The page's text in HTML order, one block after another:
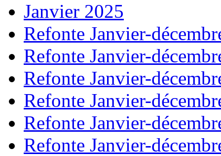
Janvier 2025
Refonte Janvier-
Refonte Janvier-
Refonte Janvier-
Refonte Janvier-
Refonte Janvier-
Refonte Janvier-